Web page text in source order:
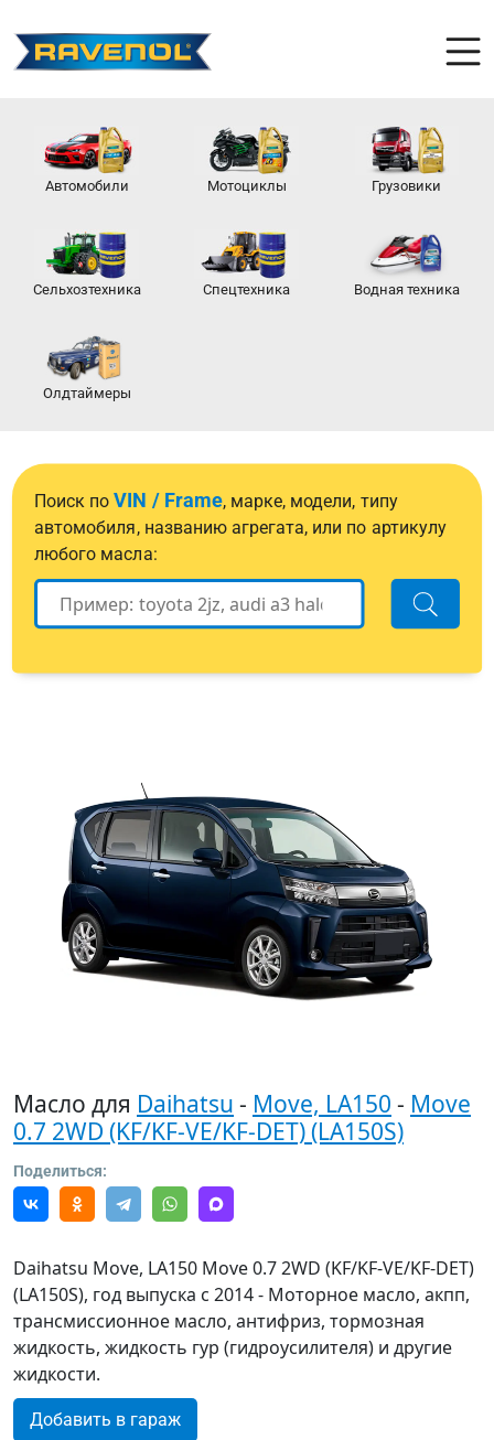
Автомобили Мотоциклы Грузовики
Сельхозтехника Спецтехника Водная техника
Олдтаймеры
Поиск поVIN / Frame, марке, модели, типу
автомобиля, названию агрегата, или по артикулу
любого масла:
Масло для Daihatsu - Move, LA150 - Move
0.7 2WD (KF/KF-VE/KF-DET) (LA150S)
Поделиться:
Daihatsu Move, LA150 Move 0.7 2WD (KF/KF-VE/KF-DET)
(LA150S), год выпуска с 2014 - Моторное масло, акпп,
трансмиссионное масло, антифриз, тормозная
жидкость, жидкость гур (гидроусилителя) и другие
жидкости.
Добавить в гараж